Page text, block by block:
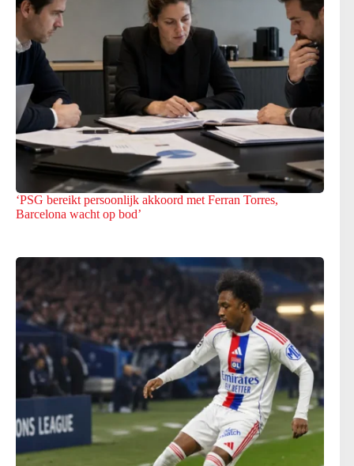
‘PSG bereikt persoonlijk akkoord met Ferran Torres,
Barcelona wacht op bod’